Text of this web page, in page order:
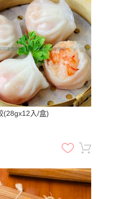
(28gx12入/盒)